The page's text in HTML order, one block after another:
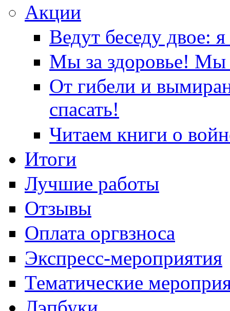
Акции
Ведут беседу двое:
Мы за здоровье! Мы
От гибели и
спасать!
Читаем книги о
Итоги
Лучшие работы
Отзывы
Оплата оргвзноса
Экспресс-мероприятия
Тематические